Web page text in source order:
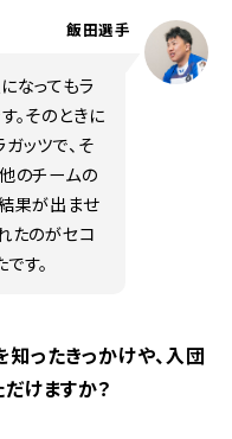
なってもラ
。そのときに
ッツで、そ
のチームの
果が出ませ
たのがセコ
す。
飯田選手
ったきっかけや、入団
けますか？